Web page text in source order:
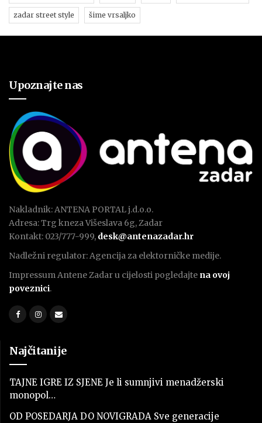
zadar street style šime vrsaljko
Upoznajte nas
Nakladnik: ANTENA PORTAL j.d.o.o.
Adresa: Trg kneza Višeslava 6g, Zadar
Kontakt: 023/777-999, desk@antenazadar.hr
Nadležni regulator: Agencija za elektorničke medije.
Impressum Antene Zadar u cijelosti pogledajte na ovoj
poveznici.
Najčitanije
TAJNE IGRE IZ SJENE Je li sumnjivi menadžerski
monopol…
OD POSEDARJA DO NOVIGRADA Sve generacije